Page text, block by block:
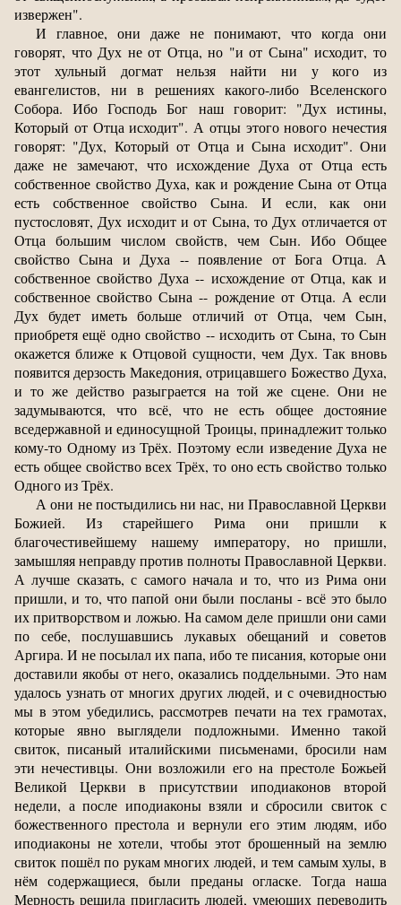
извержен".
И главное, они даже не понимают, что когда они
говорят, что Дух не от Отца, но "и от Сына" исходит, то
этот хульный догмат нельзя найти ни у кого из
евангелистов, ни в решениях какого-либо Вселенского
Собора. Ибо Господь Бог наш говорит: "Дух истины,
Который от Отца исходит". А отцы этого нового нечестия
говорят: "Дух, Который от Отца и Сына исходит". Они
даже не замечают, что исхождение Духа от Отца есть
собственное свойство Духа, как и рождение Сына от Отца
есть собственное свойство Сына. И если, как они
пустословят, Дух исходит и от Сына, то Дух отличается от
Отца большим числом свойств, чем Сын. Ибо Общее
свойство Сына и Духа -- появление от Бога Отца. А
собственное свойство Духа -- исхождение от Отца, как и
собственное свойство Сына -- рождение от Отца. А если
Дух будет иметь больше отличий от Отца, чем Сын,
приобретя ещё одно свойство -- исходить от Сына, то Сын
окажется ближе к Отцовой сущности, чем Дух. Так вновь
появится дерзость Македония, отрицавшего Божество Духа,
и то же действо разыграется на той же сцене. Они не
задумываются, что всё, что не есть общее достояние
вседержавной и единосущной Троицы, принадлежит только
кому-то Одному из Трёх. Поэтому если изведение Духа не
есть общее свойство всех Трёх, то оно есть свойство только
Одного из Трёх.
А они не постыдились ни нас, ни Православной Церкви
Божией. Из старейшего Рима они пришли к
благочестивейшему нашему императору, но пришли,
замышляя неправду против полноты Православной Церкви.
А лучше сказать, с самого начала и то, что из Рима они
пришли, и то, что папой они были посланы - всё это было
их притворством и ложью. На самом деле пришли они сами
по себе, послушавшись лукавых обещаний и советов
Аргира. И не посылал их папа, ибо те писания, которые они
доставили якобы от него, оказались поддельными. Это нам
удалось узнать от многих других людей, и с очевидностью
мы в этом убедились, рассмотрев печати на тех грамотах,
которые явно выглядели подложными. Именно такой
свиток, писаный италийскими письменами, бросили нам
эти нечестивцы. Они возложили его на престоле Божьей
Великой Церкви в присутствии иподиаконов второй
недели, а после иподиаконы взяли и сбросили свиток с
божественного престола и вернули его этим людям, ибо
иподиаконы не хотели, чтобы этот брошенный на землю
свиток пошёл по рукам многих людей, и тем самым хулы, в
нём содержащиеся, были преданы огласке. Тогда наша
Мерность решила пригласить людей, умеющих переводить